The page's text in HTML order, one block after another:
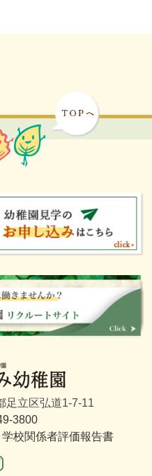
足立区弘道1-7-11
3800
校関係者評価報告書